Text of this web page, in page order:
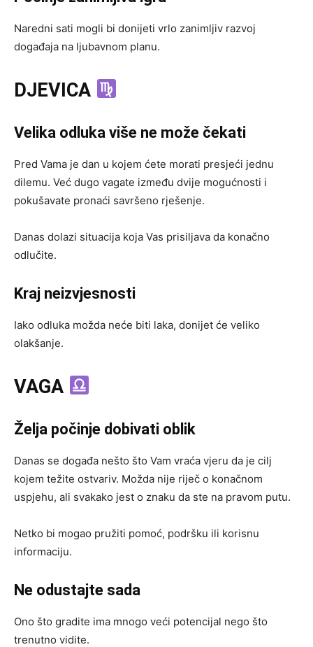
Naredni sati mogli bi donijeti vrlo zanimljiv razvoj
događaja na ljubavnom planu.
DJEVICA
Velika odluka više ne može čekati
Pred Vama je dan u kojem ćete morati presjeći jednu
dilemu. Već dugo vagate između dvije mogućnosti i
pokušavate pronaći savršeno rješenje.
Danas dolazi situacija koja Vas prisiljava da konačno
odlučite.
Kraj neizvjesnosti
Iako odluka možda neće biti laka, donijet će veliko
olakšanje.
VAGA
Želja počinje dobivati oblik
Danas se događa nešto što Vam vraća vjeru da je cilj
kojem težite ostvariv. Možda nije riječ o konačnom
uspjehu, ali svakako jest o znaku da ste na pravom putu.
Netko bi mogao pružiti pomoć, podršku ili korisnu
informaciju.
Ne odustajte sada
Ono što gradite ima mnogo veći potencijal nego što
trenutno vidite.